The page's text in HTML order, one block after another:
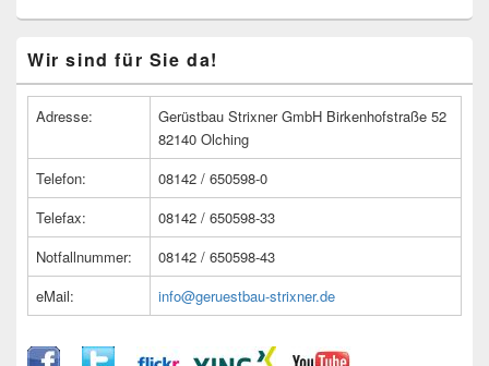
Seitenleisten
Widget-
Wir sind für Sie da!
Adresse:
Gerüstbau Strixner GmbH Birkenhofstraße 52
82140 Olching
Telefon:
08142 / 650598-0
Telefax:
08142 / 650598-33
Notfallnummer:
08142 / 650598-43
eMail:
info@geruestbau-strixner.de